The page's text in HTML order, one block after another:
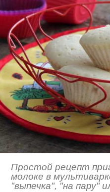
Простой рецепт
молоке в
"выпечка", "на пару"